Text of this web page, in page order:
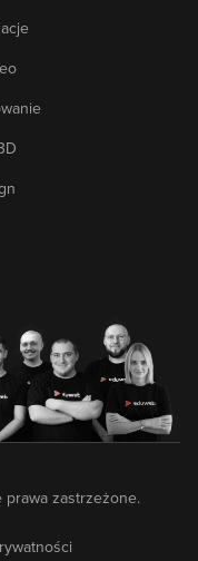
zastrzeżone.